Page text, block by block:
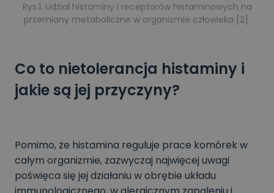
Rys.1. Udział histaminy i receptorów histaminowych na
przemiany metaboliczne w organizmie człowieka [2].
Co to nietolerancja histaminy i
jakie są jej przyczyny?
Pomimo, że histamina reguluje prace komórek w
całym organizmie, zazwyczaj najwięcej uwagi
poświęca się jej działaniu w obrębie układu